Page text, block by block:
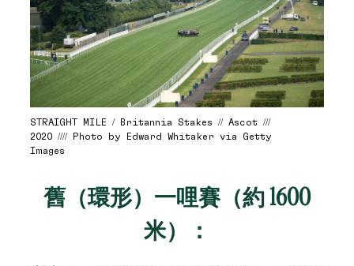
STRAIGHT MILE / Britannia Stakes // Ascot ///
2020 //// Photo by Edward Whitaker via Getty
Images
舊（環形）一哩賽（約 1600
米）：